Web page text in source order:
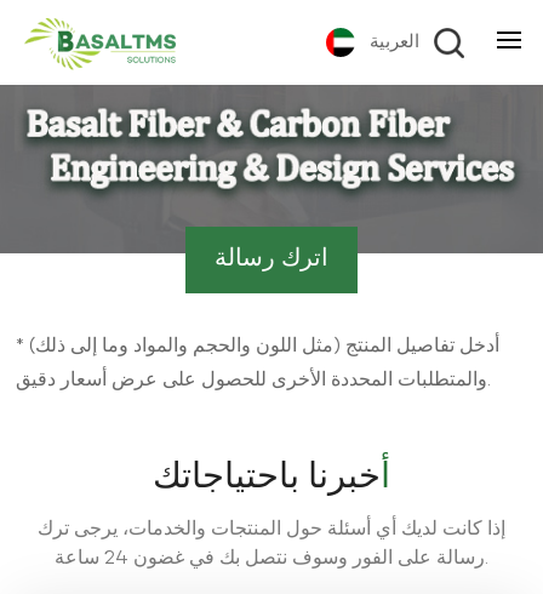
العربية
اترك رسالة
* أدخل تفاصيل المنتج (مثل اللون والحجم والمواد وما إلى ذلك)
والمتطلبات المحددة الأخرى للحصول على عرض أسعار دقيق.
أخبرنا باحتياجاتك
إذا كانت لديك أي أسئلة حول المنتجات والخدمات، يرجى ترك
رسالة على الفور وسوف نتصل بك في غضون 24 ساعة.